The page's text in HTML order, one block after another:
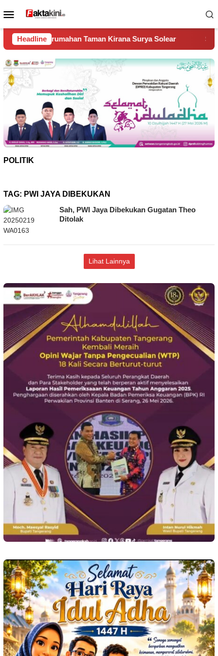
ke
Menu
Mobile
Headline
Taman Kirana Surya Solear Spanyol Juara Piala
POLITIK
TAG: PWI JAYA DIBEKUKAN
Sah, PWI Jaya Dibekukan Gugatan Theo
Ditolak
Lihat Lainnya